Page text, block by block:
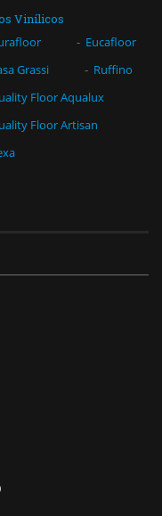
Vinílicos
Eucafloor
Grassi
Ruffino
Floor Aqualux
Floor Artisan